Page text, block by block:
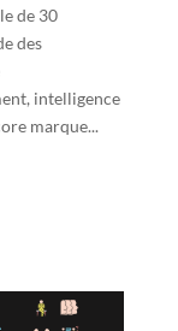
de 30
des
intelligence
marque...